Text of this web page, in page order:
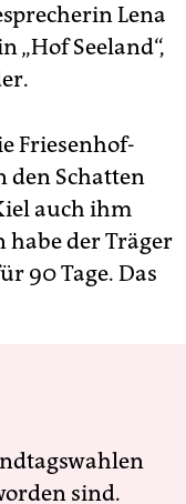
Lena
„Hof Seeland“,
Friesenhof-
den Schatten
auch ihm
der Träger
90 Tage. Das
sind.